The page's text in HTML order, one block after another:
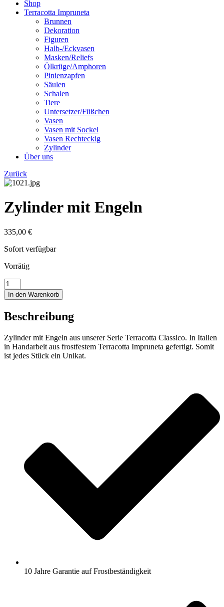
Shop
Terracotta Impruneta
Brunnen
Dekoration
Figuren
Halb-/Eckvasen
Masken/Reliefs
Ölkrüge/Amphoren
Pinienzapfen
Säulen
Schalen
Tiere
Untersetzer/Füßchen
Vasen
Vasen mit Sockel
Vasen Rechteckig
Zylinder
Über uns
Zurück
Zylinder mit Engeln
335,00 €
Sofort verfügbar
Vorrätig
Zylinder
mit
Engeln
In den Warenkorb
Beschreibung
Zylinder mit Engeln aus unserer Serie Terracotta Classico. In Italien
in Handarbeit aus frostfestem Terracotta Impruneta gefertigt. Somit
ist jedes Stück ein Unikat.
10 Jahre Garantie auf Frostbeständigkeit